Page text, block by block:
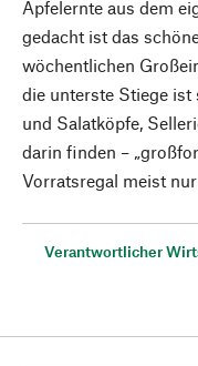
Apfelernte aus dem
gedacht ist das
wöchentlichen
die unterste Stiege ist
und Salatköpfe,
darin finden –
Vorratsregal meist
Verantwortlicher